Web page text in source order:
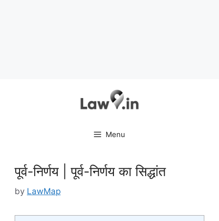
Menu
पूर्व-निर्णय | पूर्व-निर्णय का सिद्धांत
by LawMap